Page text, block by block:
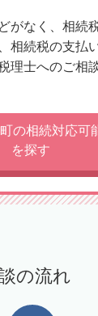
がなく、相続
相続税の支払
理士へのご相
の相続対応可
を探す
の流れ